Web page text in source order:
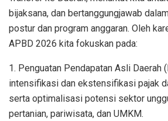
bijaksana, dan bertanggungjawab
postur dan program anggaran. Oleh
APBD 2026 kita fokuskan pada:
1. Penguatan Pendapatan Asli Daerah
intensifikasi dan ekstensifikasi pajak
serta optimalisasi potensi sektor
pertanian, pariwisata, dan UMKM.